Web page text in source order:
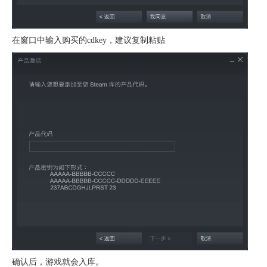
在窗口中输入购买的cdkey，建议复制粘贴
确认后，游戏就会入库。